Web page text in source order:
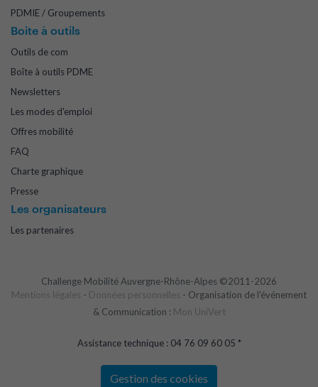
PDMIE / Groupements
Boite à outils
Outils de com
Boîte à outils PDME
Newsletters
Les modes d'emploi
Offres mobilité
FAQ
Charte graphique
Presse
Les organisateurs
Les partenaires
Challenge Mobilité Auvergne-Rhône-Alpes ©2011-2026
Mentions légales - Données personnelles - Organisation de l'événement
& Communication : Mon UniVert
Assistance technique : 04 76 09 60 05 *
Gestion des cookies